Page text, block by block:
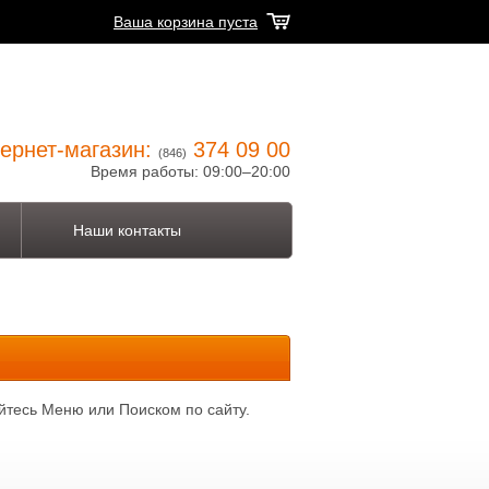
Ваша корзина пуста
магазин: (846) 374 09 00
Время работы: 09:00–20:00
Наши контакты
Меню или Поиском по сайту.